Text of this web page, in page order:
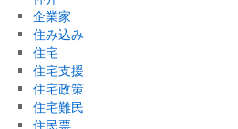
企業家
住み込み
住宅
住宅支援
住宅政策
住宅難民
住民票